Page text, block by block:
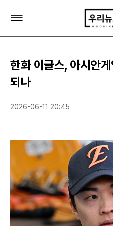
주
스
메
뉴
펼
기
한화 이글스, 아시안
되나
2026-06-11 20:45